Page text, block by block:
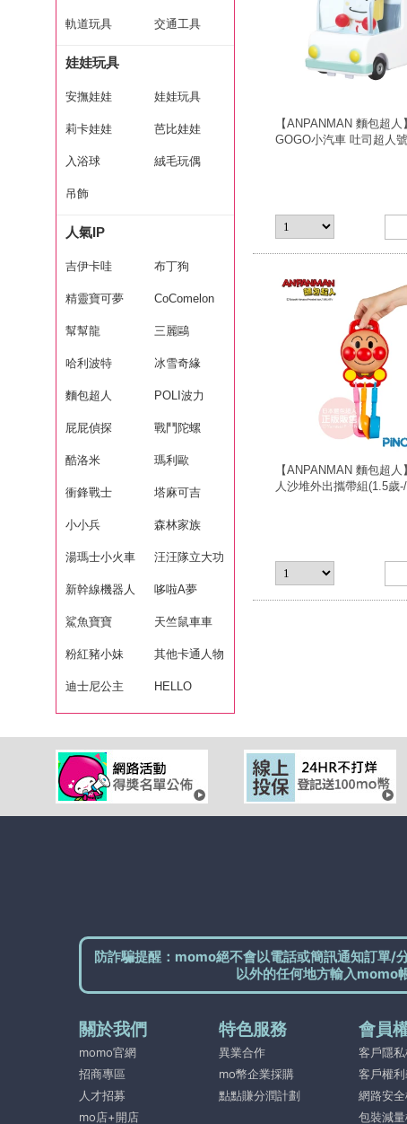
軌道玩具 交通工具
娃娃玩具
安撫娃娃 娃娃玩具
莉卡娃娃 芭比娃娃
入浴球 絨毛玩偶
吊飾
人氣IP
吉伊卡哇 布丁狗
精靈寶可夢 CoComelon
幫幫龍 三麗鷗
哈利波特 冰雪奇緣
麵包超人 POLI波力
屁屁偵探 戰鬥陀螺
酷洛米 瑪利歐
衝鋒戰士 塔麻可吉
小小兵 森林家族
湯瑪士小火車 汪汪隊立大功
新幹線機器人 哆啦A夢
鯊魚寶寶 天竺鼠車車
粉紅豬小妹 其他卡通人物
迪士尼公主 HELLO
【ANPANMAN 麵包超人
GOGO小汽車 吐司超人
【ANPANMAN 麵包超人
人沙堆外出攜帶組(1.5歲
防詐騙提醒：momo絕不會以電話或簡訊通知訂單/
以外的任何地方輸入momo
關於我們
momo官網
招商專區
人才招募
mo店+開店
特色服務
異業合作
mo幣企業採購
點點賺分潤計劃
會員
客戶隱
客戶權
網路安
包裝減